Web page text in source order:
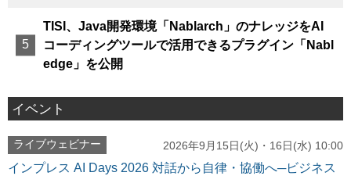
TISI、Java開発環境「Nablarch」のナレッジをAI
コーディングツールで活用できるプラグイン「Nabl
edge」を公開
イベント
ライブウェビナー 2026年9月15日(火)・16日(水) 10:00
インプレス AI Days 2026 対話から自律・協働へ─ビジネス